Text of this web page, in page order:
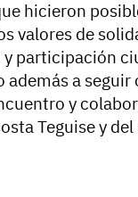
hicieron
valores de
participación
además a seguir
y
Teguise y